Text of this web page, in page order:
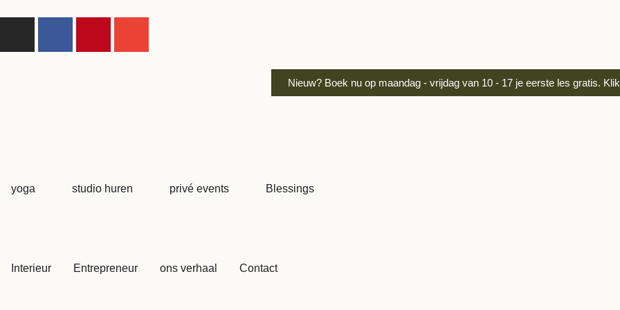
Nieuw? Boek nu op maandag - vrijdag van 10 - 17 je eerste les gratis.
yoga studio huren privé events Blessings
Interieur Entrepreneur ons verhaal Contact